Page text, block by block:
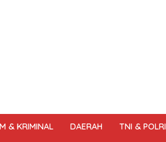
& KRIMINAL DAERAH TNI & POLRI